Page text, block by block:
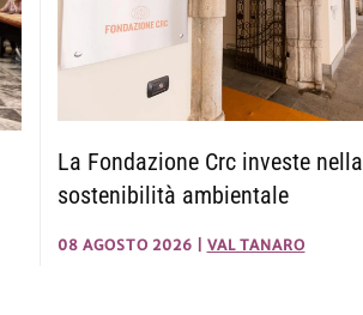
La Fondazione Crc investe nella
sostenibilità ambientale
08 AGOSTO 2026 VAL TANARO